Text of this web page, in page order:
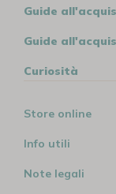
Guide
Guide
Curiosità
Store online
Info utili
Note legali